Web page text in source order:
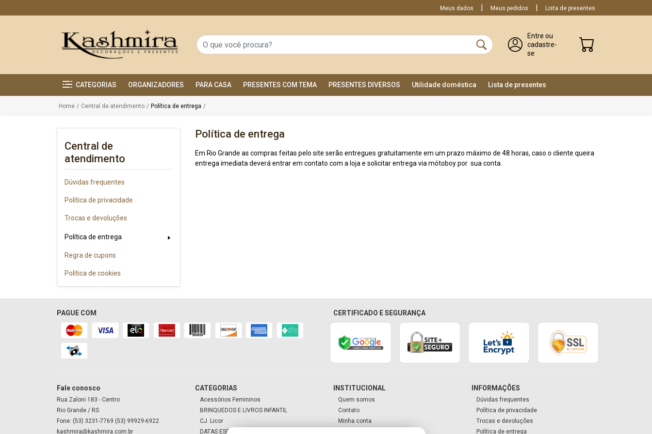
Meus dados Meus pedidos Lista de presentes
Entre ou
cadastre-
se
CATEGORIAS ORGANIZADORES PARA CASA PRESENTES COM TEMA PRESENTES DIVERSOS Utilidade doméstica Lista de presentes
Home / Central de atendimento / Política de entrega /
Central de
atendimento
Dúvidas frequentes
Política de privacidade
Trocas e devoluções
Política de entrega
Regra de cupons
Política de cookies
Política de entrega
Em Rio Grande as compras feitas pelo site serão entregues gratuitamente em um prazo máximo de 48 horas, caso o cliente queira
entrega imediata deverá entrar em contato com a loja e solicitar entrega via mótoboy por sua conta.
PAGUE COM CERTIFICADO E SEGURANÇA
Fale conosco
Rua Zaloni 183 - Centro
Rio Grande / RS
Fone: (53) 3231-7769 (53) 99929-6922
kashmira@kashmira.com.br
CATEGORIAS
Acessórios Femininos
BRINQUEDOS E LIVROS INFANTIL
CJ. Licor
DATAS ESPECIAIS
INSTITUCIONAL
Quem somos
Contato
Minha conta
INFORMAÇÕES
Dúvidas frequentes
Política de privacidade
Trocas e devoluções
Política de entrega